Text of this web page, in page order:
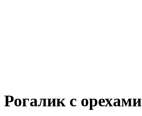
Рогалик с орехами